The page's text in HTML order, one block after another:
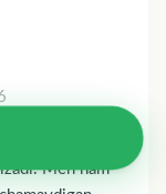
Men ham